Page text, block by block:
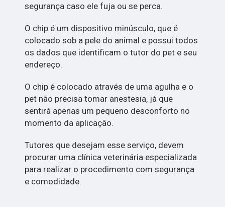
segurança caso ele fuja ou se perca.
O chip é um dispositivo minúsculo, que é
colocado sob a pele do animal e possui todos
os dados que identificam o tutor do pet e seu
endereço.
O chip é colocado através de uma agulha e o
pet não precisa tomar anestesia, já que
sentirá apenas um pequeno desconforto no
momento da aplicação.
Tutores que desejam esse serviço, devem
procurar uma clínica veterinária especializada
para realizar o procedimento com segurança
e comodidade.